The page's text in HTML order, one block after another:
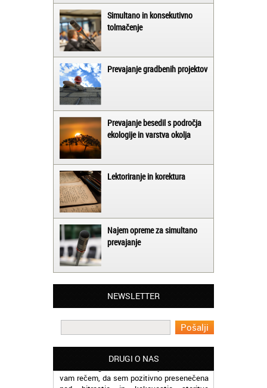
Simultano in konsekutivno
tolmačenje
Prevajanje gradbenih projektov
Prevajanje besedil s področja
ekologije in varstva okolja
Lektoriranje in korektura
Najem opreme za simultano
prevajanje
NEWSLETTER
DRUGI O NAS
Matjaž iz Ajdovščine:
Lahko pohvalim vse zaposlene v Akademiji
prevajalske storitve opravljajo hitro in
Potrebovala sem prevajanje iz
madžarskega v slovenski jezik in lahko
vam rečem, da sem pozitivno presenečena
nad hitrostjo in kakovostjo storitve
prevajalcev Akademije Oxford.